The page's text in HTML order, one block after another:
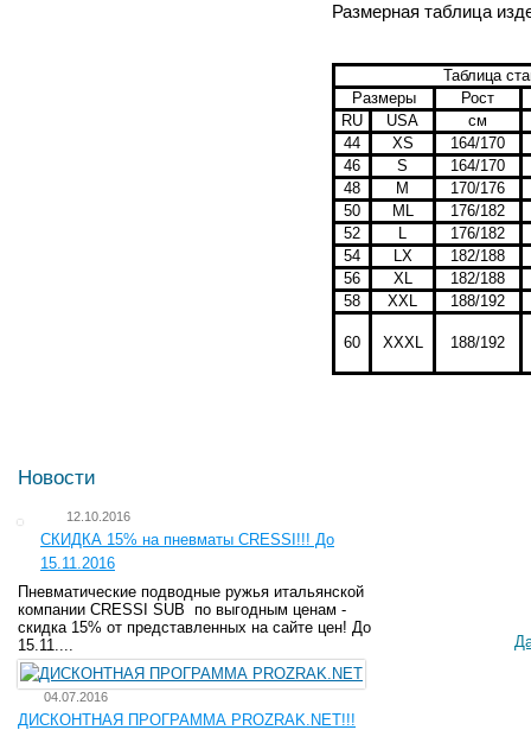
Размерная таблица
Таблица
Размеры
Рост
RU
USA
см
44
XS
164/170
46
S
164/170
48
M
170/176
50
ML
176/182
52
L
176/182
54
LX
182/188
56
XL
182/188
58
XXL 188/192
60 XXXL 188/192
Новости
12.10.2016
СКИДКА 15% на пневматы CRESSI!!! До
15.11.2016
Пневматические подводные ружья итальянской
компании CRESSI SUB по выгодным ценам -
скидка 15% от представленных на сайте цен! До
15.11....
04.07.2016
ДИСКОНТНАЯ ПРОГРАММА PROZRAK.NET!!!